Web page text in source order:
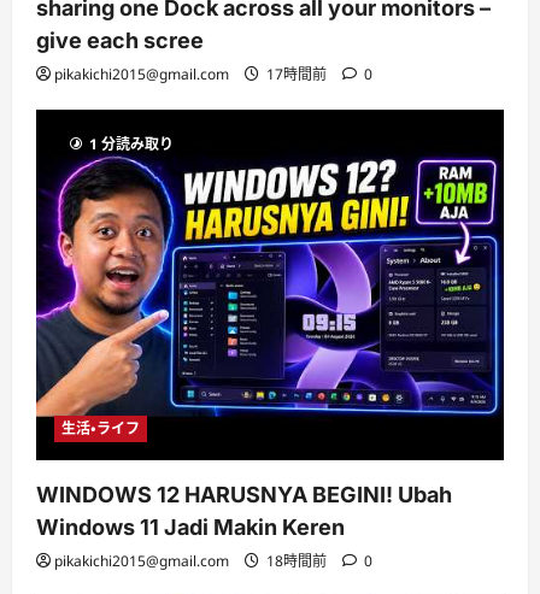
sharing one Dock across all your monitors –
give each scree
pikakichi2015@gmail.com 17時間前 0
1 分読み取り
生活・ライフ
WINDOWS 12 HARUSNYA BEGINI! Ubah
Windows 11 Jadi Makin Keren
pikakichi2015@gmail.com 18時間前 0